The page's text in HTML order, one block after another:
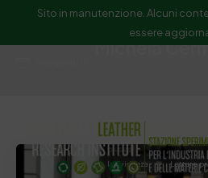
Sito in manutenzione. Alcuni
essere
Michela
In Evidenza Letture